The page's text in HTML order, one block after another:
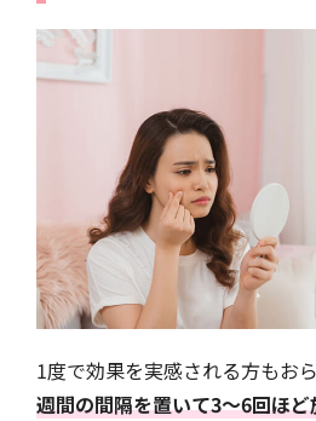
1度で効果を実感される方もおら
週間の間隔を置いて3〜6回ほ